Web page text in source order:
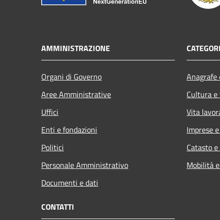
AMMINISTRAZIONE
Organi di Governo
Aree Amministrative
Uffici
Enti e fondazioni
Politici
Personale Amministrativo
Documenti e dati
Cultura
Vita
Imprese
Catasto
Mobilità
CONTATTI